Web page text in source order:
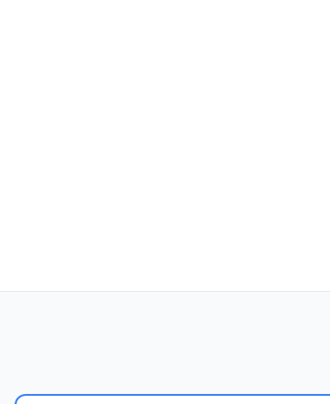
Prestige Touch 3 een betere